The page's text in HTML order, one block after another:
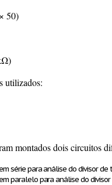
50)
utilizados:
montados dois circuitos
série para análise do divisor de
paralelo para análise do